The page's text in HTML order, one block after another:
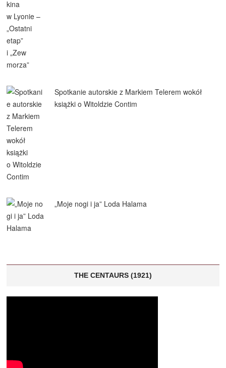
Spotkanie autorskie z Markiem Telerem wokół
książki o Witoldzie Contim
„Moje nogi i ja” Loda Halama
THE CENTAURS (1921)